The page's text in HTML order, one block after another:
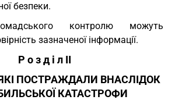
безпеки.
контролю можуть
зазначеної інформації.
Р о з д і л II
ПОСТРАЖДАЛИ ВНАСЛІДОК
КАТАСТРОФИ